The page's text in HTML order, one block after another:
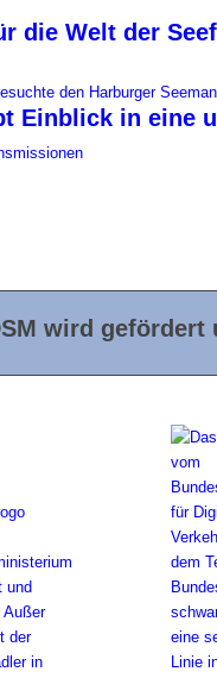
die Welt der
Einblick in eine
wird